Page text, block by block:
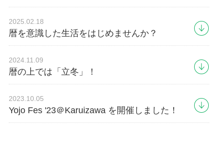
2025.02.18
暦を意識した生活をはじめませんか？
2024.11.09
暦の上では「立冬」！
2023.10.05
Yojo Fes '23＠Karuizawa を開催しました！